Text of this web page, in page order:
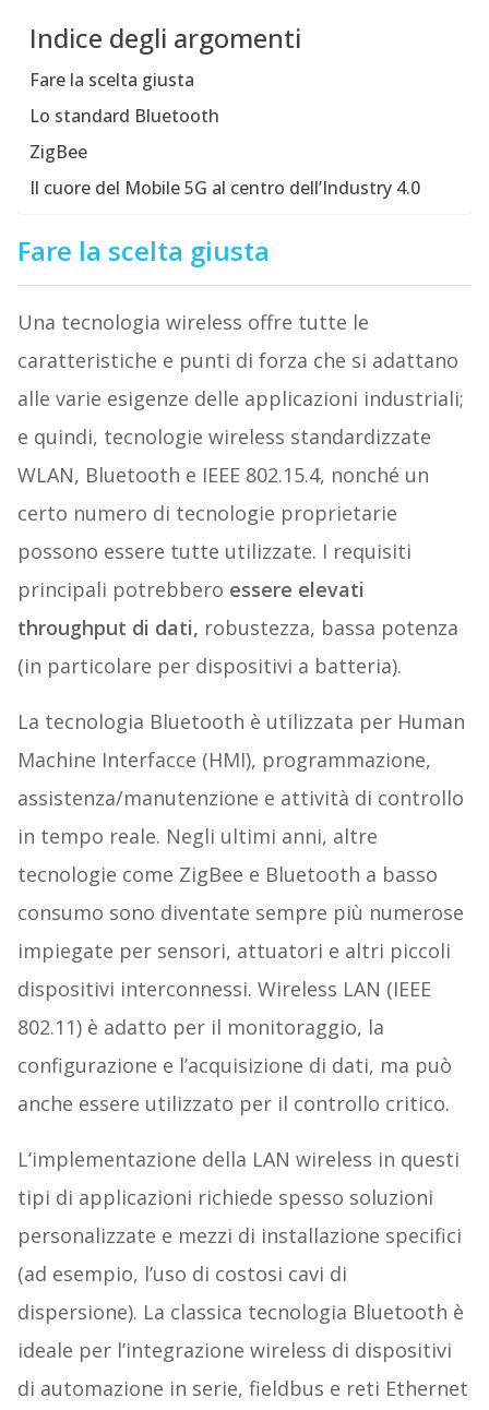
Indice degli argomenti
Fare la scelta giusta
Lo standard Bluetooth
ZigBee
Il cuore del Mobile 5G al centro dell’Industry 4.0
Fare la scelta giusta
Una tecnologia wireless offre tutte le
caratteristiche e punti di forza che si adattano
alle varie esigenze delle applicazioni industriali;
e quindi, tecnologie wireless standardizzate
WLAN, Bluetooth e IEEE 802.15.4, nonché un
certo numero di tecnologie proprietarie
possono essere tutte utilizzate. I requisiti
principali potrebbero essere elevati
throughput di dati, robustezza, bassa potenza
(in particolare per dispositivi a batteria).
La tecnologia Bluetooth è utilizzata per Human
Machine Interfacce (HMI), programmazione,
assistenza/manutenzione e attività di controllo
in tempo reale. Negli ultimi anni, altre
tecnologie come ZigBee e Bluetooth a basso
consumo sono diventate sempre più numerose
impiegate per sensori, attuatori e altri piccoli
dispositivi interconnessi. Wireless LAN (IEEE
802.11) è adatto per il monitoraggio, la
configurazione e l’acquisizione di dati, ma può
anche essere utilizzato per il controllo critico.
L’implementazione della LAN wireless in questi
tipi di applicazioni richiede spesso soluzioni
personalizzate e mezzi di installazione specifici
(ad esempio, l’uso di costosi cavi di
dispersione). La classica tecnologia Bluetooth è
ideale per l’integrazione wireless di dispositivi
di automazione in serie, fieldbus e reti Ethernet